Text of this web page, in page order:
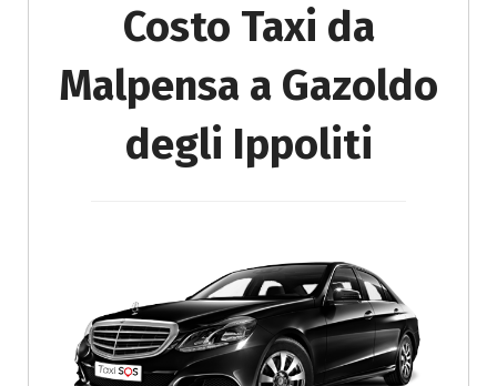
Costo Taxi da
Malpensa a Gazoldo
degli Ippoliti